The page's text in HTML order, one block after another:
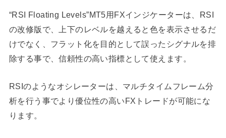
“RSI Floating Levels”MT5用FXインジケーターは、RSI
の改修版で、上下のレベルを越えると色を表示させるだ
けでなく、フラット化を目的として誤ったシグナルを排
除する事で、信頼性の高い指標として使えます。
RSIのようなオシレーターは、マルチタイムフレーム分
析を行う事でより優位性の高いFXトレードが可能にな
ります。